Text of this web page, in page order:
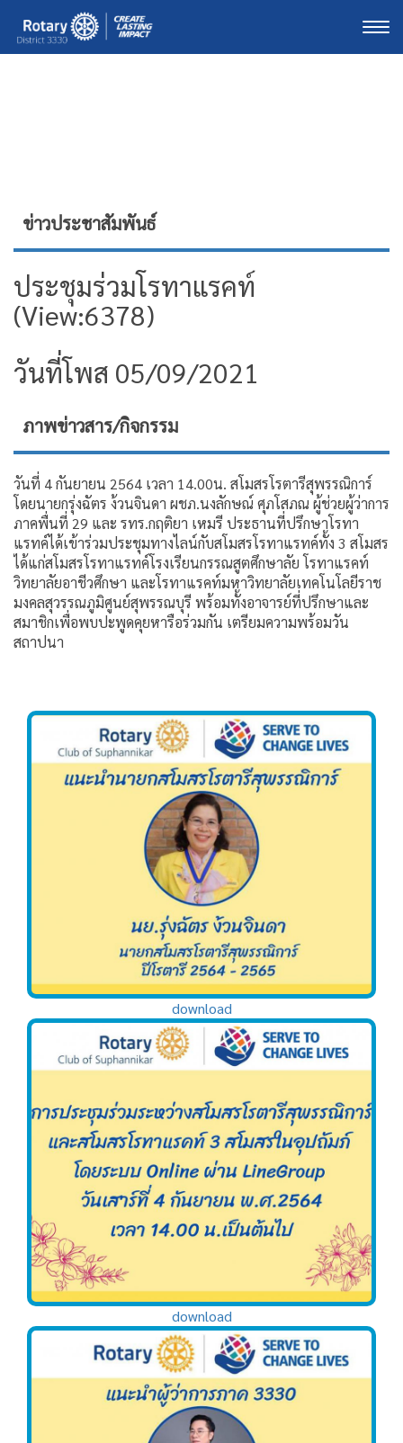
ข่าวประชาสัมพันธ์
ประชุมร่วมโรทาแรคท์
(View:6378)
วันที่โพส 05/09/2021
ภาพข่าวสาร/กิจกรรม
วันที่ 4 กันยายน 2564 เวลา 14.00น. สโมสรโรตารีสุพรรณิการ์
โดยนายกรุ่งฉัตร ง้วนจินดา ผชภ.นงลักษณ์ ศุภโสภณ ผู้ช่วยผู้ว่าการ
ภาคพื่นที่ 29 และ รทร.กฤติยา เหมรี ประธานที่ปรึกษาโรทา
แรทค์ได้เข้าร่วมประชุมทางไลน์กับสโมสรโรทาแรทค์ทั้ง 3 สโมสร
ได้แก่สโมสรโรทาแรทค์โรงเรียนกรรณสูตศึกษาลัย โรทาแรคท์
วิทยาลัยอาชีวศึกษา และโรทาแรคท์มหาวิทยาลัยเทคโนโลยีราช
มงคลสุวรรณภูมิศูนย์สุพรรณบุรี พร้อมทั้งอาจารย์ที่ปรึกษาและ
สมาชิกเพื่อพบปะพูดคุยหารือร่วมกัน เตรียมความพร้อมวัน
สถาปนา
download
download